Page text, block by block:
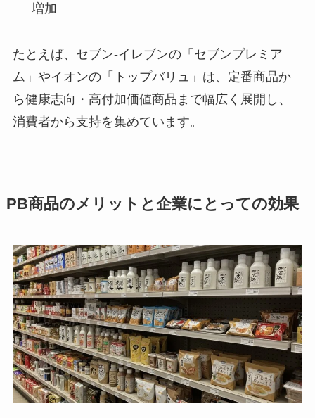
増加
たとえば、セブン-イレブンの「セブンプレミア
ム」やイオンの「トップバリュ」は、定番商品か
ら健康志向・高付加価値商品まで幅広く展開し、
消費者から支持を集めています。
PB商品のメリットと企業にとっての効果